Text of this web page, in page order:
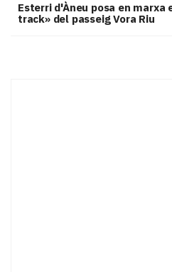
Esterri d'Àneu posa en marxa
track» del passeig Vora Riu